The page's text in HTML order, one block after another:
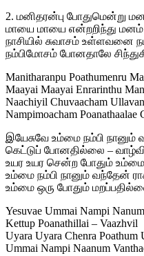
2. மனிதரன்பு போதுமென்று
மாயை மாயை என்றறிந்து மனம்
நாசியில் சுவாசம் உள்ளவனை
நம்பிமோசம் போனதாலே
Manitharanpu Poathumenru
Maayai Maayai Enrarinthu
Naachiyil Chuvaacham
Nampimoacham
இயேசுவே உம்மை நம்பி நானும்
கெட்டுப் போனதில்லை –
உயர உயர சென்ற போதும் உம்மை
உம்மை நம்பி நானும் வந்தேன்
உம்மை ஒரு போதும்
Yesuvae Ummai Nampi
Kettup Poanathillai – Vaazhvil
Uyara Uyara Chenra
Ummai Nampi Naanum